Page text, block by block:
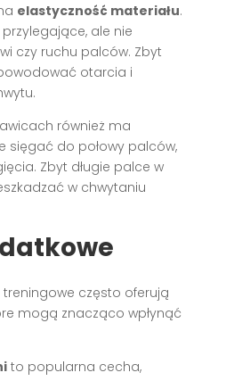
elastyczność materiału.
ale nie
czy ruchu palców. Zbyt
otarcia i
również ma
sięgać do połowy palców,
Zbyt długie palce w
w chwytaniu
treningowe często oferują
mogą znacząco wpłynąć
to popularna cecha,